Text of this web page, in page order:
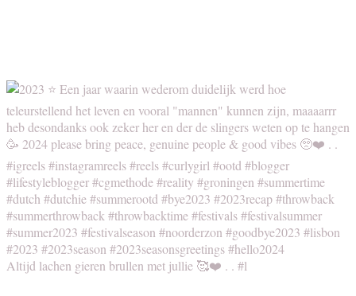
Altijd lachen gieren brullen met jullie 🥰❤️ . . #l